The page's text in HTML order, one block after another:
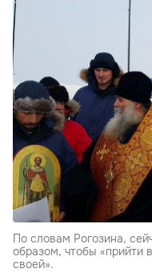
По словам Рогозина,
образом, чтобы «прийти
своей».